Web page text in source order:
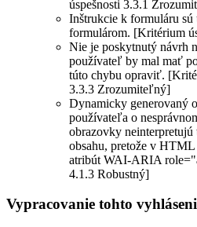
úspešnosti 3.3.1
Inštrukcie k formuláru sú
formulárom. [Kritérium
Nie je poskytnutý návrh
používateľ by mal mať
túto chybu opraviť.
3.3.3 Zrozumiteľný]
Dynamicky generovaný
používateľa o
obrazovky
obsahu, pretože v HTML
atribút WAI-ARIA
4.1.3 Robustný]
Vypracovanie tohto